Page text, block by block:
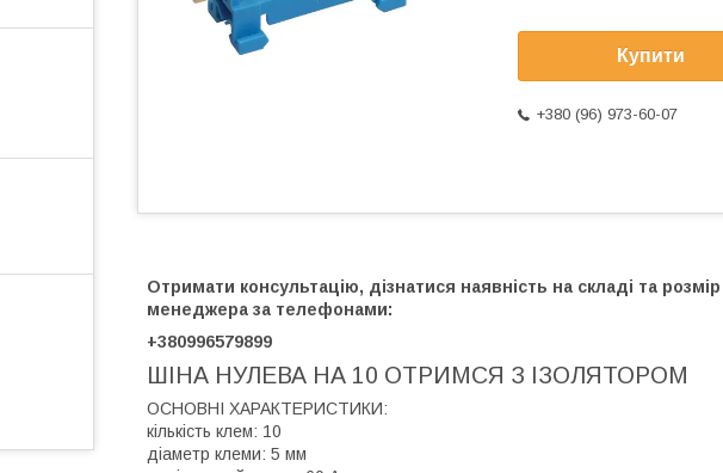
Купити
+380 (96) 973-60-07
Отримати консультацію, дізнатися наявність на складі та
менеджера за телефонами:
+380996579899
ШІНА НУЛЕВА НА 10 ОТРИМСЯ З ІЗОЛЯТОРОМ
ОСНОВНІ ХАРАКТЕРИСТИКИ:
кількість клем: 10
діаметр клеми: 5 мм